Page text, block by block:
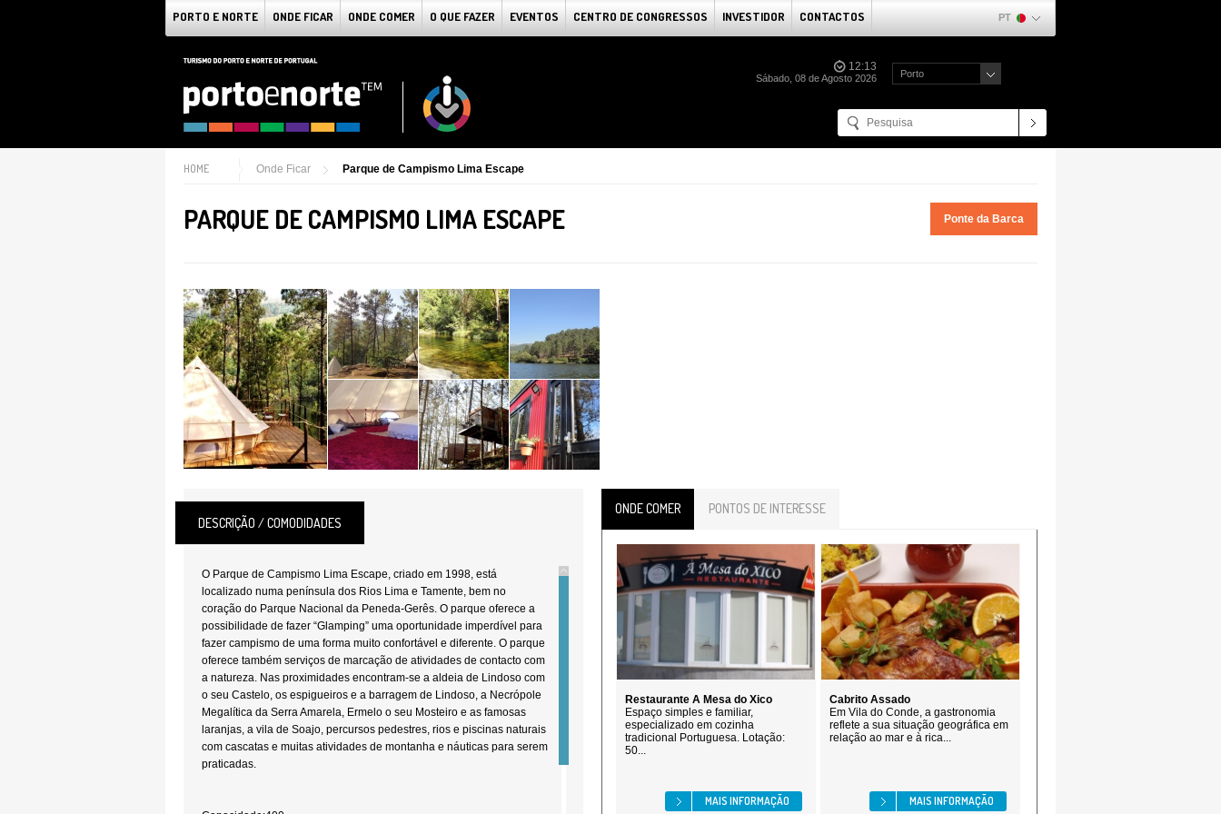
PORTO E NORTE ONDE FICAR ONDE COMER O QUE FAZER EVENTOS CENTRO DE CONGRESSOS INVESTIDOR CONTACTOS PT
12:13
Sábado, 08 de Agosto 2026 Porto
HOME Onde Ficar Parque de Campismo Lima Escape
PARQUE DE CAMPISMO LIMA ESCAPE Ponte da Barca
DESCRIÇÃO / COMODIDADES
O Parque de Campismo Lima Escape, criado em 1998, está
localizado numa península dos Rios Lima e Tamente, bem no
coração do Parque Nacional da Peneda-Gerês. O parque oferece a
possibilidade de fazer “Glamping” uma oportunidade imperdível para
fazer campismo de uma forma muito confortável e diferente. O parque
oferece também serviços de marcação de atividades de contacto com
a natureza. Nas proximidades encontram-se a aldeia de Lindoso com
o seu Castelo, os espigueiros e a barragem de Lindoso, a Necrópole
Megalítica da Serra Amarela, Ermelo o seu Mosteiro e as famosas
laranjas, a vila de Soajo, percursos pedestres, rios e piscinas naturais
com cascatas e muitas atividades de montanha e náuticas para serem
praticadas.
ONDE COMER PONTOS DE INTERESSE
Restaurante A Mesa do Xico
Espaço simples e familiar,
especializado em cozinha
tradicional Portuguesa. Lotação:
50...
MAIS INFORMAÇÃO
Cabrito Assado
Em Vila do Conde, a gastronomia
reflete a sua situação geográfica em
relação ao mar e à rica...
MAIS INFORMAÇÃO